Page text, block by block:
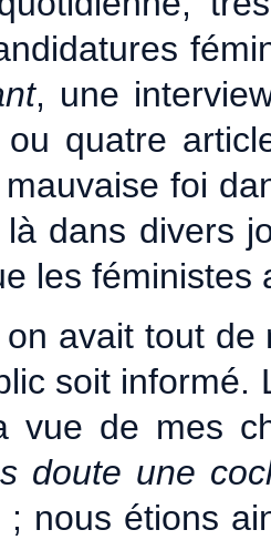
, une
quatre
foi
dans divers
les
avait tout
soit informé.
vue de mes
doute une
; nous étions